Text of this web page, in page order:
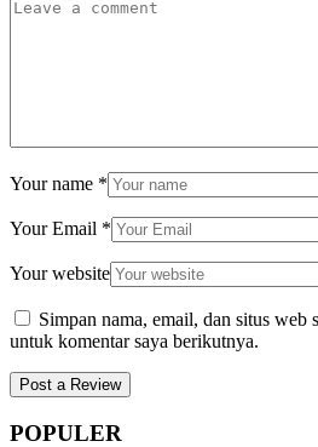
Your name *
Your Email *
Your website
Simpan nama, email, dan situs web
untuk komentar saya berikutnya.
POPULER